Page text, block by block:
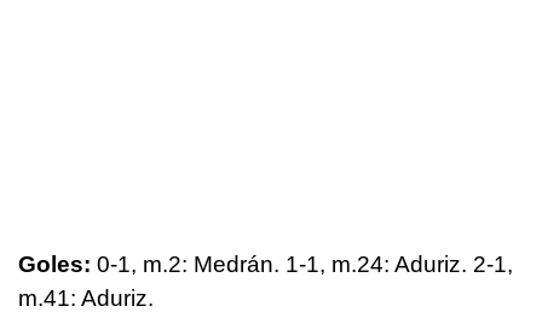
Goles: 0-1, m.2: Medrán. 1-1, m.24: Aduriz. 2-1,
m.41: Aduriz.